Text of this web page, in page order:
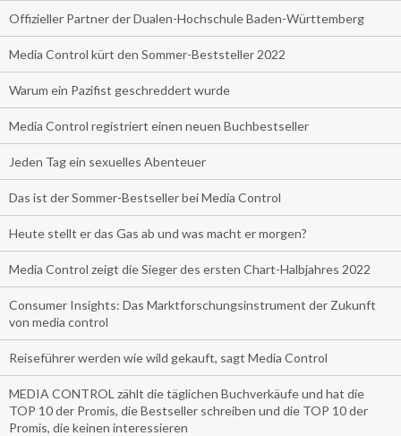
Offizieller Partner der Dualen-Hochschule Baden-Württemberg
Media Control kürt den Sommer-Beststeller 2022
Warum ein Pazifist geschreddert wurde
Media Control registriert einen neuen Buchbestseller
Jeden Tag ein sexuelles Abenteuer
Das ist der Sommer-Bestseller bei Media Control
Heute stellt er das Gas ab und was macht er morgen?
Media Control zeigt die Sieger des ersten Chart-Halbjahres 2022
Consumer Insights: Das Marktforschungsinstrument der Zukunft
von media control
Reiseführer werden wie wild gekauft, sagt Media Control
MEDIA CONTROL zählt die täglichen Buchverkäufe und hat die
TOP 10 der Promis, die Bestseller schreiben und die TOP 10 der
Promis, die keinen interessieren